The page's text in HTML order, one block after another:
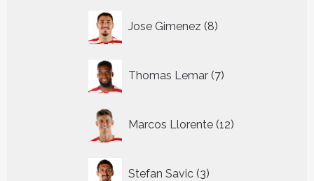
Jose Gimenez 8
producten
Thomas Lemar 7
producten
Marcos Llorente 12
producten
Stefan Savic 3